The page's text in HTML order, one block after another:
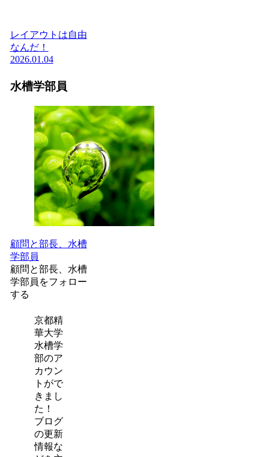
レイアウトは自由
なんだ！
2026.01.04
水槽学部員
顧問と部長、水槽
学部員
顧問と部長、水槽
学部員をフォロー
する
京都精
華大学
水槽学
部のア
カウン
トがで
きまし
た！
ブログ
の更新
情報な